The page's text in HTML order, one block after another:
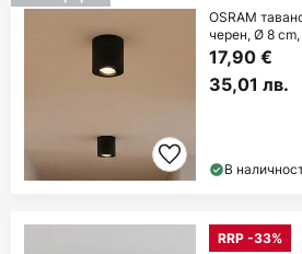
OSRAM
черен, Ø 8
17,90 €
35,01 лв.
В
RRP -33%